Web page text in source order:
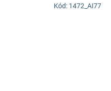
Kód: 1472_AI77